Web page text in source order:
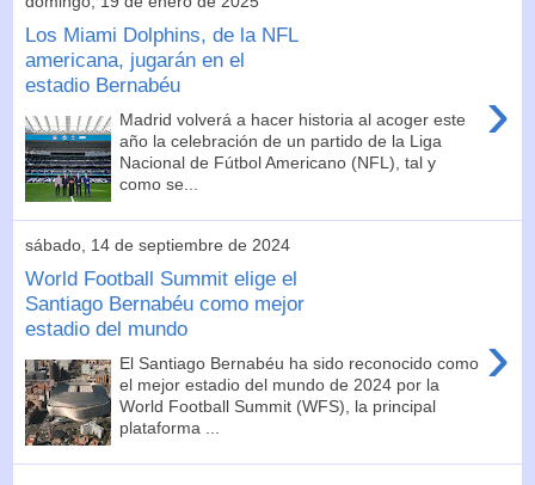
Los Miami Dolphins, de la NFL
americana, jugarán en el
estadio Bernabéu
›
Madrid volverá a hacer historia al acoger este
año la celebración de un partido de la Liga
Nacional de Fútbol Americano (NFL), tal y
como se...
sábado, 14 de septiembre de 2024
World Football Summit elige el
Santiago Bernabéu como mejor
estadio del mundo
›
El Santiago Bernabéu ha sido reconocido como
el mejor estadio del mundo de 2024 por la
World Football Summit (WFS), la principal
plataforma ...